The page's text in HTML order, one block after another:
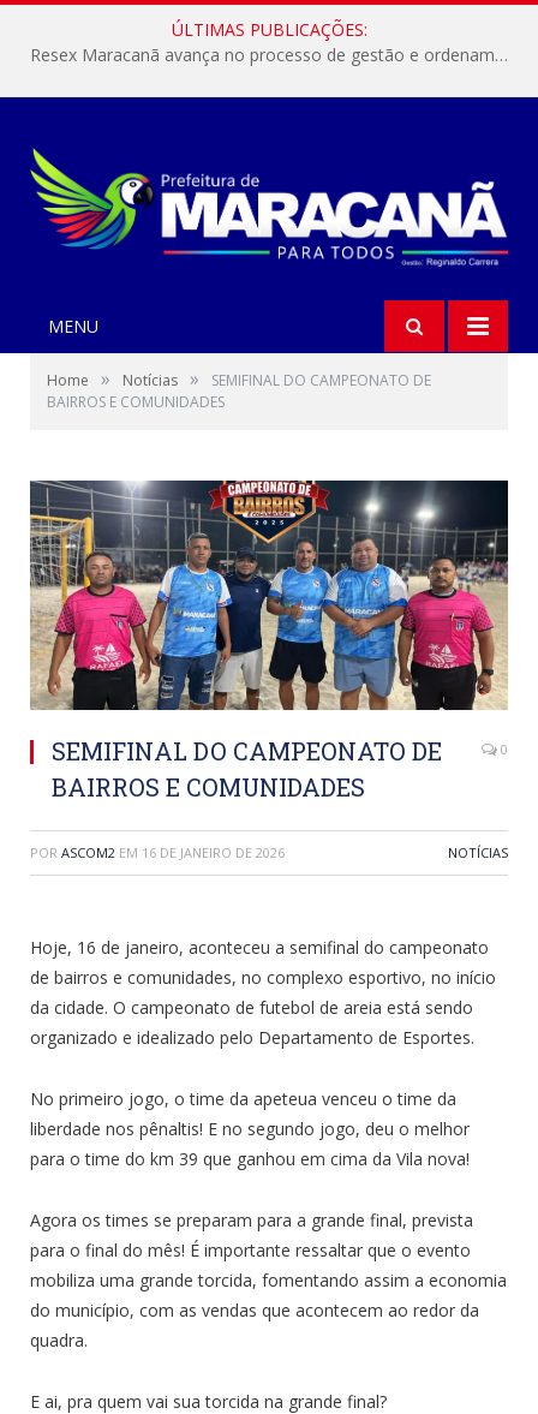
ÚLTIMAS PUBLICAÇÕES:
Resex Maracanã avança no processo de gestão e ordenamento do turismo em nossas áreas protegidas.
MENU
Home » Notícias »
SEMIFINAL DO CAMPEONATO DE
BAIRROS E COMUNIDADES
SEMIFINAL DO CAMPEONATO DE
BAIRROS E COMUNIDADES
0
POR ASCOM2 EM 16 DE JANEIRO DE 2026 NOTÍCIAS
Hoje, 16 de janeiro, aconteceu a semifinal do campeonato
de bairros e comunidades, no complexo esportivo, no início
da cidade. O campeonato de futebol de areia está sendo
organizado e idealizado pelo Departamento de Esportes.
No primeiro jogo, o time da apeteua venceu o time da
liberdade nos pênaltis! E no segundo jogo, deu o melhor
para o time do km 39 que ganhou em cima da Vila nova!
Agora os times se preparam para a grande final, prevista
para o final do mês! É importante ressaltar que o evento
mobiliza uma grande torcida, fomentando assim a economia
do município, com as vendas que acontecem ao redor da
quadra.
E ai, pra quem vai sua torcida na grande final?